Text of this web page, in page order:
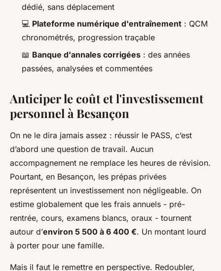
dédié, sans déplacement
💻 Plateforme numérique d'entraînement : QCM
chronométrés, progression traçable
📖 Banque d'annales corrigées : des années
passées, analysées et commentées
Anticiper le coût et l'investissement
personnel à Besançon
On ne le dira jamais assez : réussir le PASS, c’est
d’abord une question de travail. Aucun
accompagnement ne remplace les heures de révision.
Pourtant, en Besançon, les prépas privées
représentent un investissement non négligeable. On
estime globalement que les frais annuels - pré-
rentrée, cours, examens blancs, oraux - tournent
autour d’environ 5 500 à 6 400 €. Un montant lourd
à porter pour une famille.
Mais il faut le remettre en perspective. Redoubler,